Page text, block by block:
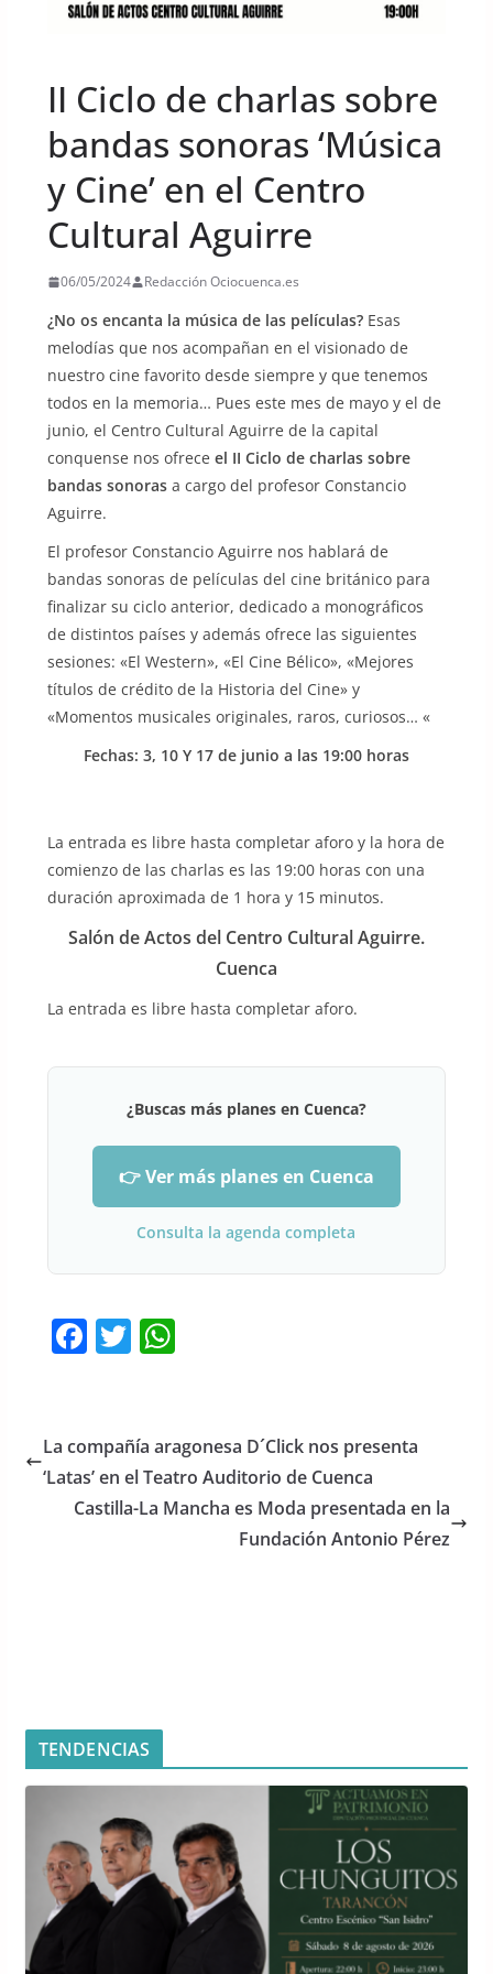
II Ciclo de charlas sobre
bandas sonoras ‘Música
y Cine’ en el Centro
Cultural Aguirre
06/05/2024 Redacción Ociocuenca.es
¿No os encanta la música de las películas?Esas
melodías que nos acompañan en el visionado de
nuestro cine favorito desde siempre y que tenemos
todos en la memoria… Pues este mes de mayo y el de
junio, el Centro Cultural Aguirre de la capital
conquense nos ofrece el II Ciclo de charlas sobre
bandas sonorasa cargo del profesor Constancio
Aguirre.
El profesor Constancio Aguirre nos hablará de
bandas sonoras de películas del cine británico para
finalizar su ciclo anterior, dedicado a monográficos
de distintos países y además ofrece las siguientes
sesiones: «El Western», «El Cine Bélico», «Mejores
títulos de crédito de la Historia del Cine» y
«Momentos musicales originales, raros, curiosos… «
Fechas: 3, 10 Y 17 de junio a las 19:00 horas
La entrada es libre hasta completar aforo y la hora de
comienzo de las charlas es las 19:00 horas con una
duración aproximada de 1 hora y 15 minutos.
Salón de Actos del Centro Cultural Aguirre.
Cuenca
La entrada es libre hasta completar aforo.
¿Buscas más planes en Cuenca?
👉 Ver más planes en Cuenca
Consulta la agenda completa
F
e
b
o
T
er
W
s
A
p
La compañía aragonesa D´Click nos presenta
‘Latas’ en el Teatro Auditorio de Cuenca
Castilla-La Mancha es Moda presentada en la
Fundación Antonio Pérez
TENDENCIAS